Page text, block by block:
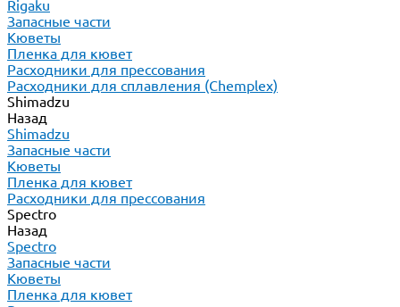
Rigaku
Запасные части
Кюветы
Пленка для кювет
Расходники для прессования
Расходники для сплавления (Chemplex)
Shimadzu
Назад
Shimadzu
Запасные части
Кюветы
Пленка для кювет
Расходники для прессования
Spectro
Назад
Spectro
Запасные части
Кюветы
Пленка для кювет